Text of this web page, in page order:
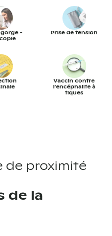
gorge -
Prise de tension
Vaccin contre
l’encéphalite à
tiques
de proximité
de la